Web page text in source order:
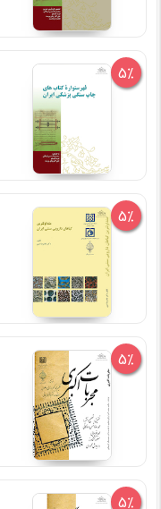
5%
5%
5%
5%